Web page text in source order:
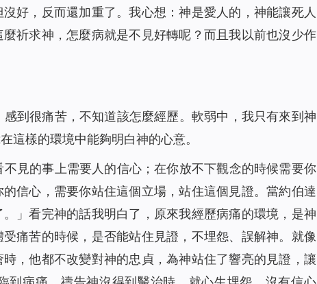
好，反而還加重了。我心想：神是愛人的，神能讓死人
祈求神，怎麼病就是不見好轉呢？而且我以前也沒少作
到很痛苦，不知道該怎麼經歷。軟弱中，我只有來到神
這樣的環境中能夠明白神的心意。
不見的事上需要人的信心；在你放不下觀念的時候需要你
信心，需要你站住這個立場，站住這個見證。當約伯達
」看完神的話我明白了，原來我經歷病痛的環境，是神
痛苦的時候，是否能站住見證，不埋怨、誤解神。就像
，他都不改變對神的忠貞，為神站住了響亮的見證，讓